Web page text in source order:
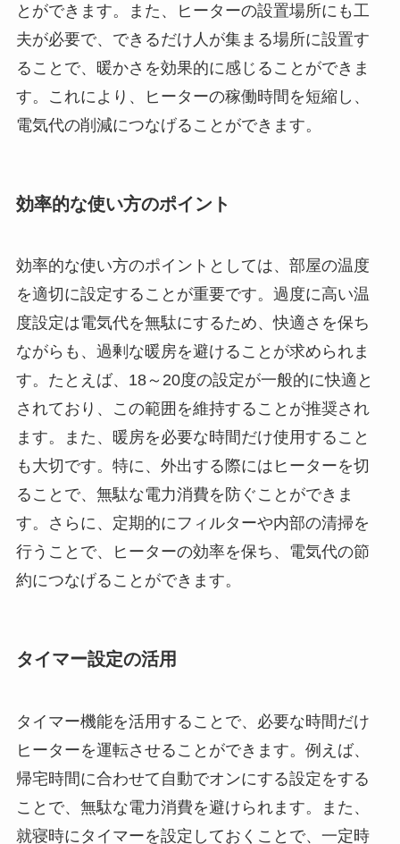
とができます。また、ヒーターの設置場所にも工
夫が必要で、できるだけ人が集まる場所に設置す
ることで、暖かさを効果的に感じることができま
す。これにより、ヒーターの稼働時間を短縮し、
電気代の削減につなげることができます。
効率的な使い方のポイント
効率的な使い方のポイントとしては、部屋の温度
を適切に設定することが重要です。過度に高い温
度設定は電気代を無駄にするため、快適さを保ち
ながらも、過剰な暖房を避けることが求められま
す。たとえば、18～20度の設定が一般的に快適と
されており、この範囲を維持することが推奨され
ます。また、暖房を必要な時間だけ使用すること
も大切です。特に、外出する際にはヒーターを切
ることで、無駄な電力消費を防ぐことができま
す。さらに、定期的にフィルターや内部の清掃を
行うことで、ヒーターの効率を保ち、電気代の節
約につなげることができます。
タイマー設定の活用
タイマー機能を活用することで、必要な時間だけ
ヒーターを運転させることができます。例えば、
帰宅時間に合わせて自動でオンにする設定をする
ことで、無駄な電力消費を避けられます。また、
就寝時にタイマーを設定しておくことで、一定時